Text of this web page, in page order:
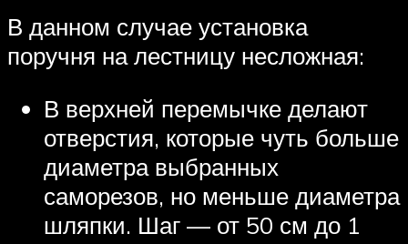
В данном случае установка
поручня на лестницу несложная:
В верхней перемычке делают
отверстия, которые чуть больше
диаметра выбранных
саморезов, но меньше диаметра
шляпки. Шаг — от 50 см до 1